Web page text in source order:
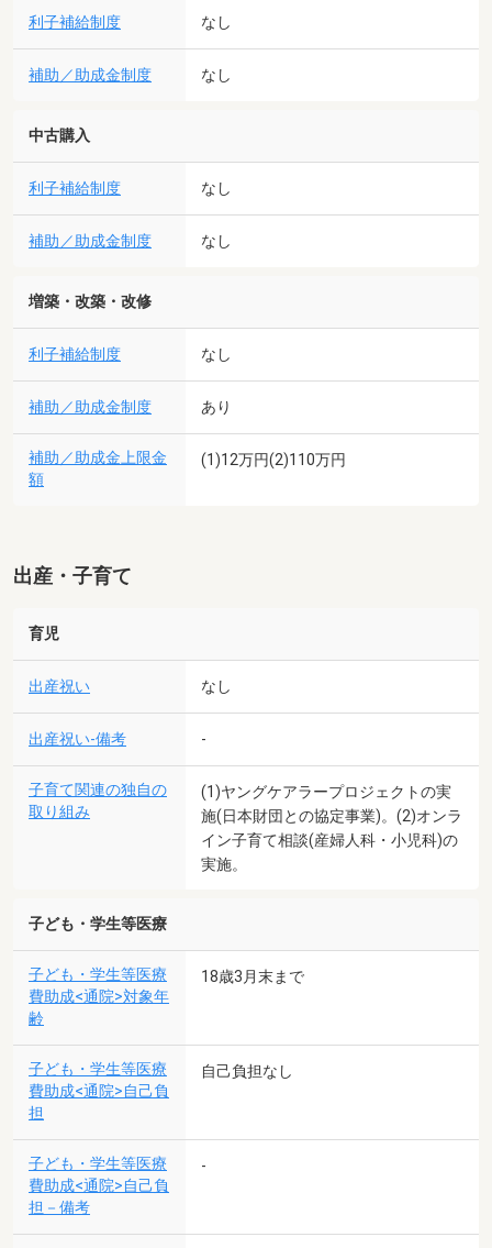
利子補給制度 なし
補助／助成金制度 なし
中古購入
利子補給制度 なし
補助／助成金制度 なし
増築・改築・改修
利子補給制度 なし
補助／助成金制度 あり
補助／助成金上限金
額
(1)12万円(2)110万円
出産・子育て
育児
出産祝い なし
出産祝い-備考 -
子育て関連の独自の
取り組み
(1)ヤングケアラープロジェクトの実
施(日本財団との協定事業)。(2)オンラ
イン子育て相談(産婦人科・小児科)の
実施。
子ども・学生等医療
子ども・学生等医療
費助成<通院>対象年
齢
18歳3月末まで
子ども・学生等医療
費助成<通院>自己負
担
自己負担なし
子ども・学生等医療
費助成<通院>自己負
担－備考
-